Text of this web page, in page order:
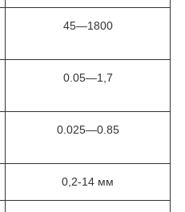
45—1800
0.05—1,7
0.025—0.85
0,2-14 мм